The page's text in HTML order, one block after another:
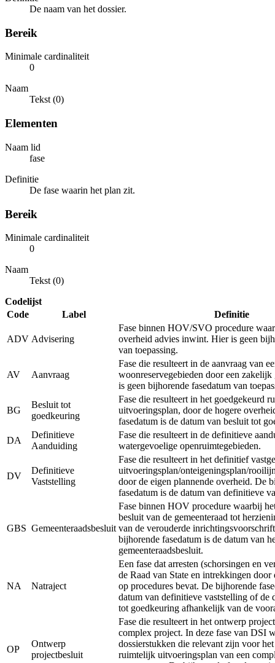
De naam van het dossier.
Bereik
Minimale cardinaliteit
0
Naam
Tekst (0)
Elementen
Naam lid
fase
Definitie
De fase waarin het plan zit.
Bereik
Minimale cardinaliteit
0
Naam
Tekst (0)
Codelijst
Code
Label Definitie
ADV Advisering
Fase binnen HOV/SVO procedure
overheid advies inwint. Hier is geen
van toepassing.
AV Aanvraag
Fase die resulteert in de aanvraag van
woonreservegebieden door een
is geen bijhorende fasedatum van
BG
Besluit tot
goedkeuring
Fase die resulteert in het goedgekeurd
uitvoeringsplan, door de hogere
fasedatum is de datum van besluit tot
DA
Definitieve
Aanduiding
Fase die resulteert in de definitieve
watergevoelige openruimtegebieden.
DV
Definitieve
Vaststelling
Fase die resulteert in het definitief
uitvoeringsplan/onteigeningsplan/
door de eigen plannende overheid. De
fasedatum is de datum van definitieve
GBS Gemeenteraadsbesluit
Fase binnen HOV procedure waarbij
besluit van de gemeenteraad tot
van de verouderde
bijhorende fasedatum is de datum van
gemeenteraadsbesluit.
NA Natraject
Een fase dat arresten (schorsingen en
de Raad van State en intrekkingen door
op procedures bevat. De bijhorende
datum van definitieve vaststelling of de
tot goedkeuring afhankelijk van de
OP
Ontwerp
projectbesluit
Fase die resulteert in het ontwerp
complex project. In deze fase van DSI
dossierstukken die relevant zijn voor
ruimtelijk uitvoeringsplan van een